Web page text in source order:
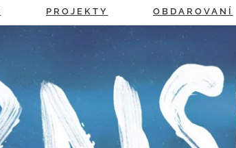
PROJEKTY OBDAROVANÍ